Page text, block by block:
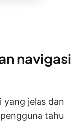
navigasi
jelas dan
tahu